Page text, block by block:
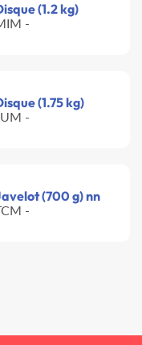
(1.2 kg)
-
(1.75 kg)
-
(700 g) nn
-